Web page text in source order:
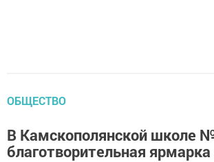
ОБЩЕСТВО
В Камскополянской школе
благотворительная ярмарка